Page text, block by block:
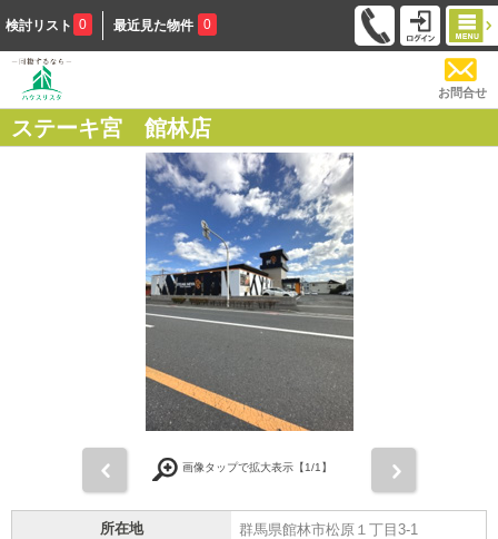
検討リスト 0 最近見た物件 0
お問合せ
ステーキ宮 館林店
画像タップで拡大表示【1/1】
所在地 群馬県館林市松原１丁目3-1